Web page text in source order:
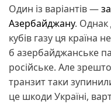
Один із варіантів —
Азербайджану. Однак
кубів газу ця країна
б азербайджанське
російське. Але
транзит таки
це шкоди Україні,